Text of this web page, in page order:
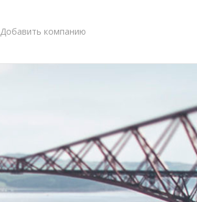
Добавить компанию